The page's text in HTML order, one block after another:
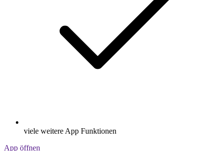
viele weitere App Funktionen
App öffnen